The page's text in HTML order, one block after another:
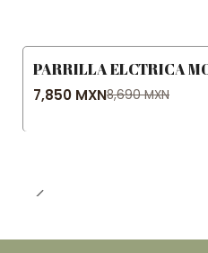
-10% OFF
PARRILLA ELCTRICA
7,850 MXN8,690 MXN